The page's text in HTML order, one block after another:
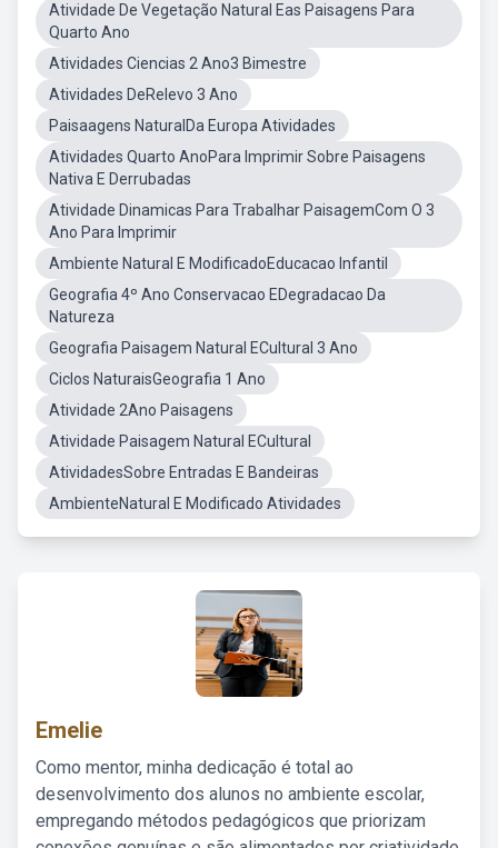
Atividade De Vegetação Natural Eas Paisagens Para
Quarto Ano
Atividades Ciencias 2 Ano3 Bimestre
Atividades DeRelevo 3 Ano
Paisaagens NaturalDa Europa Atividades
Atividades Quarto AnoPara Imprimir Sobre Paisagens
Nativa E Derrubadas
Atividade Dinamicas Para Trabalhar PaisagemCom O 3
Ano Para Imprimir
Ambiente Natural E ModificadoEducacao Infantil
Geografia 4º Ano Conservacao EDegradacao Da
Natureza
Geografia Paisagem Natural ECultural 3 Ano
Ciclos NaturaisGeografia 1 Ano
Atividade 2Ano Paisagens
Atividade Paisagem Natural ECultural
AtividadesSobre Entradas E Bandeiras
AmbienteNatural E Modificado Atividades
Emelie
Como mentor, minha dedicação é total ao
desenvolvimento dos alunos no ambiente escolar,
empregando métodos pedagógicos que priorizam